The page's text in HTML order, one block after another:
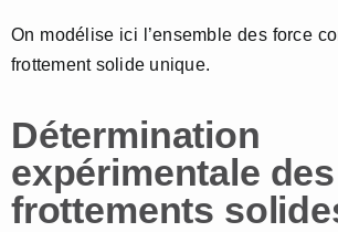
On modélise ici l’ensemble des force
frottement solide unique.
Détermination
expérimentale des
frottements